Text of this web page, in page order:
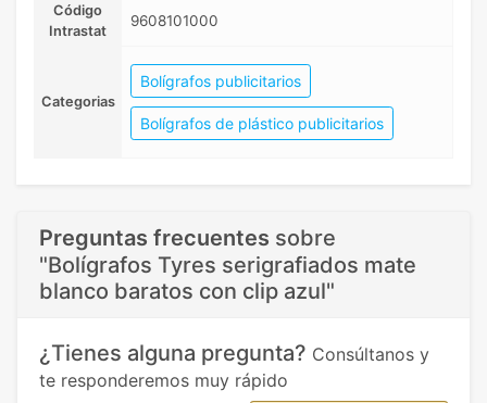
Código
Intrastat
9608101000
Categorias
Bolígrafos publicitarios
Bolígrafos de plástico publicitarios
Preguntas frecuentes sobre
"Bolígrafos Tyres serigrafiados mate
blanco baratos con clip azul"
¿Tienes alguna pregunta? Consúltanos y
te responderemos muy rápido